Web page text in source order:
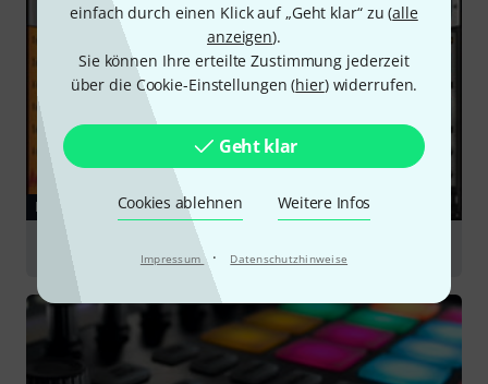
einfach durch einen Klick auf „Geht klar“ zu (alle
anzeigen).
Sie können Ihre erteilte Zustimmung jederzeit
über die Cookie-Einstellungen (hier) widerrufen.
Geht klar
Cookies ablehnen Weitere Infos
Impressum · Datenschutzhinweise
RATGEBER